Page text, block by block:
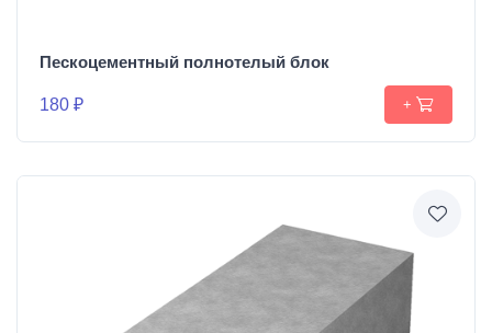
Пескоцементный полнотелый блок
180 ₽ +